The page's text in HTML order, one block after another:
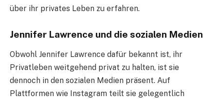
über ihr privates Leben zu erfahren.
Jennifer Lawrence und die sozialen Medien
Obwohl Jennifer Lawrence dafür bekannt ist, ihr
Privatleben weitgehend privat zu halten, ist sie
dennoch in den sozialen Medien präsent. Auf
Plattformen wie Instagram teilt sie gelegentlich